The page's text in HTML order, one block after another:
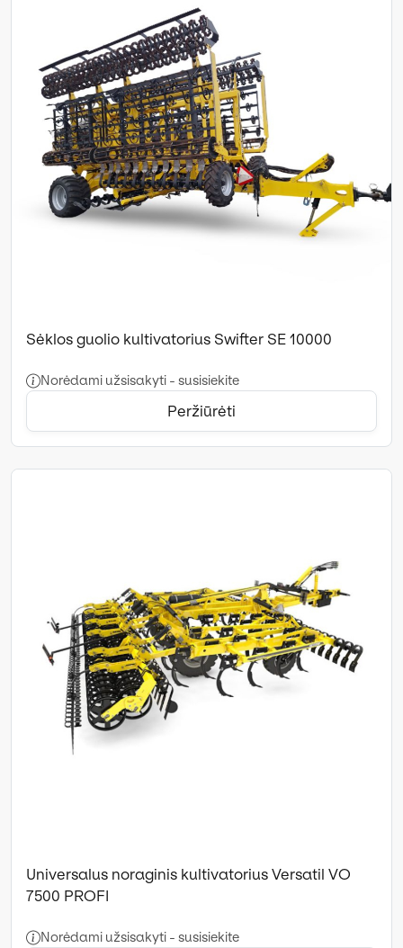
Sėklos guolio kultivatorius Swifter SE 10000
Norėdami užsisakyti - susisiekite
Peržiūrėti
Universalus noraginis kultivatorius Versatil VO
7500 PROFI
Norėdami užsisakyti - susisiekite